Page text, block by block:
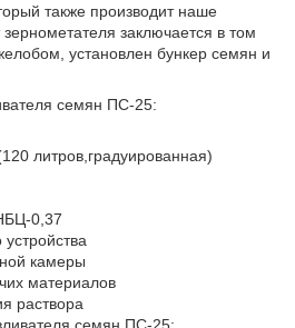
также производит наше
заключается в том
установлен бункер семян и
семян ПС-25:
литров,градуированная)
0,37
камеры
материалов
раствора
семян ПС-25: